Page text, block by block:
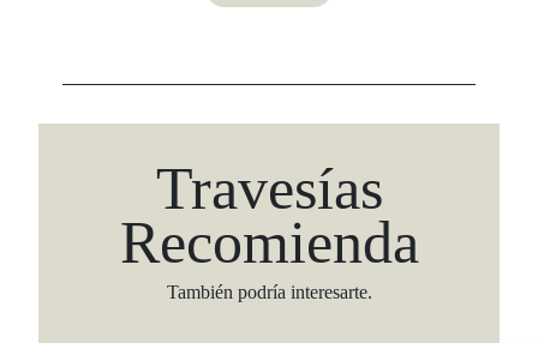
Travesías
Recomienda
También podría interesarte.